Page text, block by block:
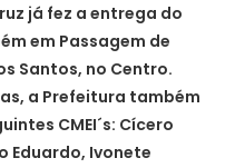
já fez a entrega do
em Passagem de
Santos, no Centro.
a Prefeitura também
CMEI´s: Cícero
Eduardo, Ivonete